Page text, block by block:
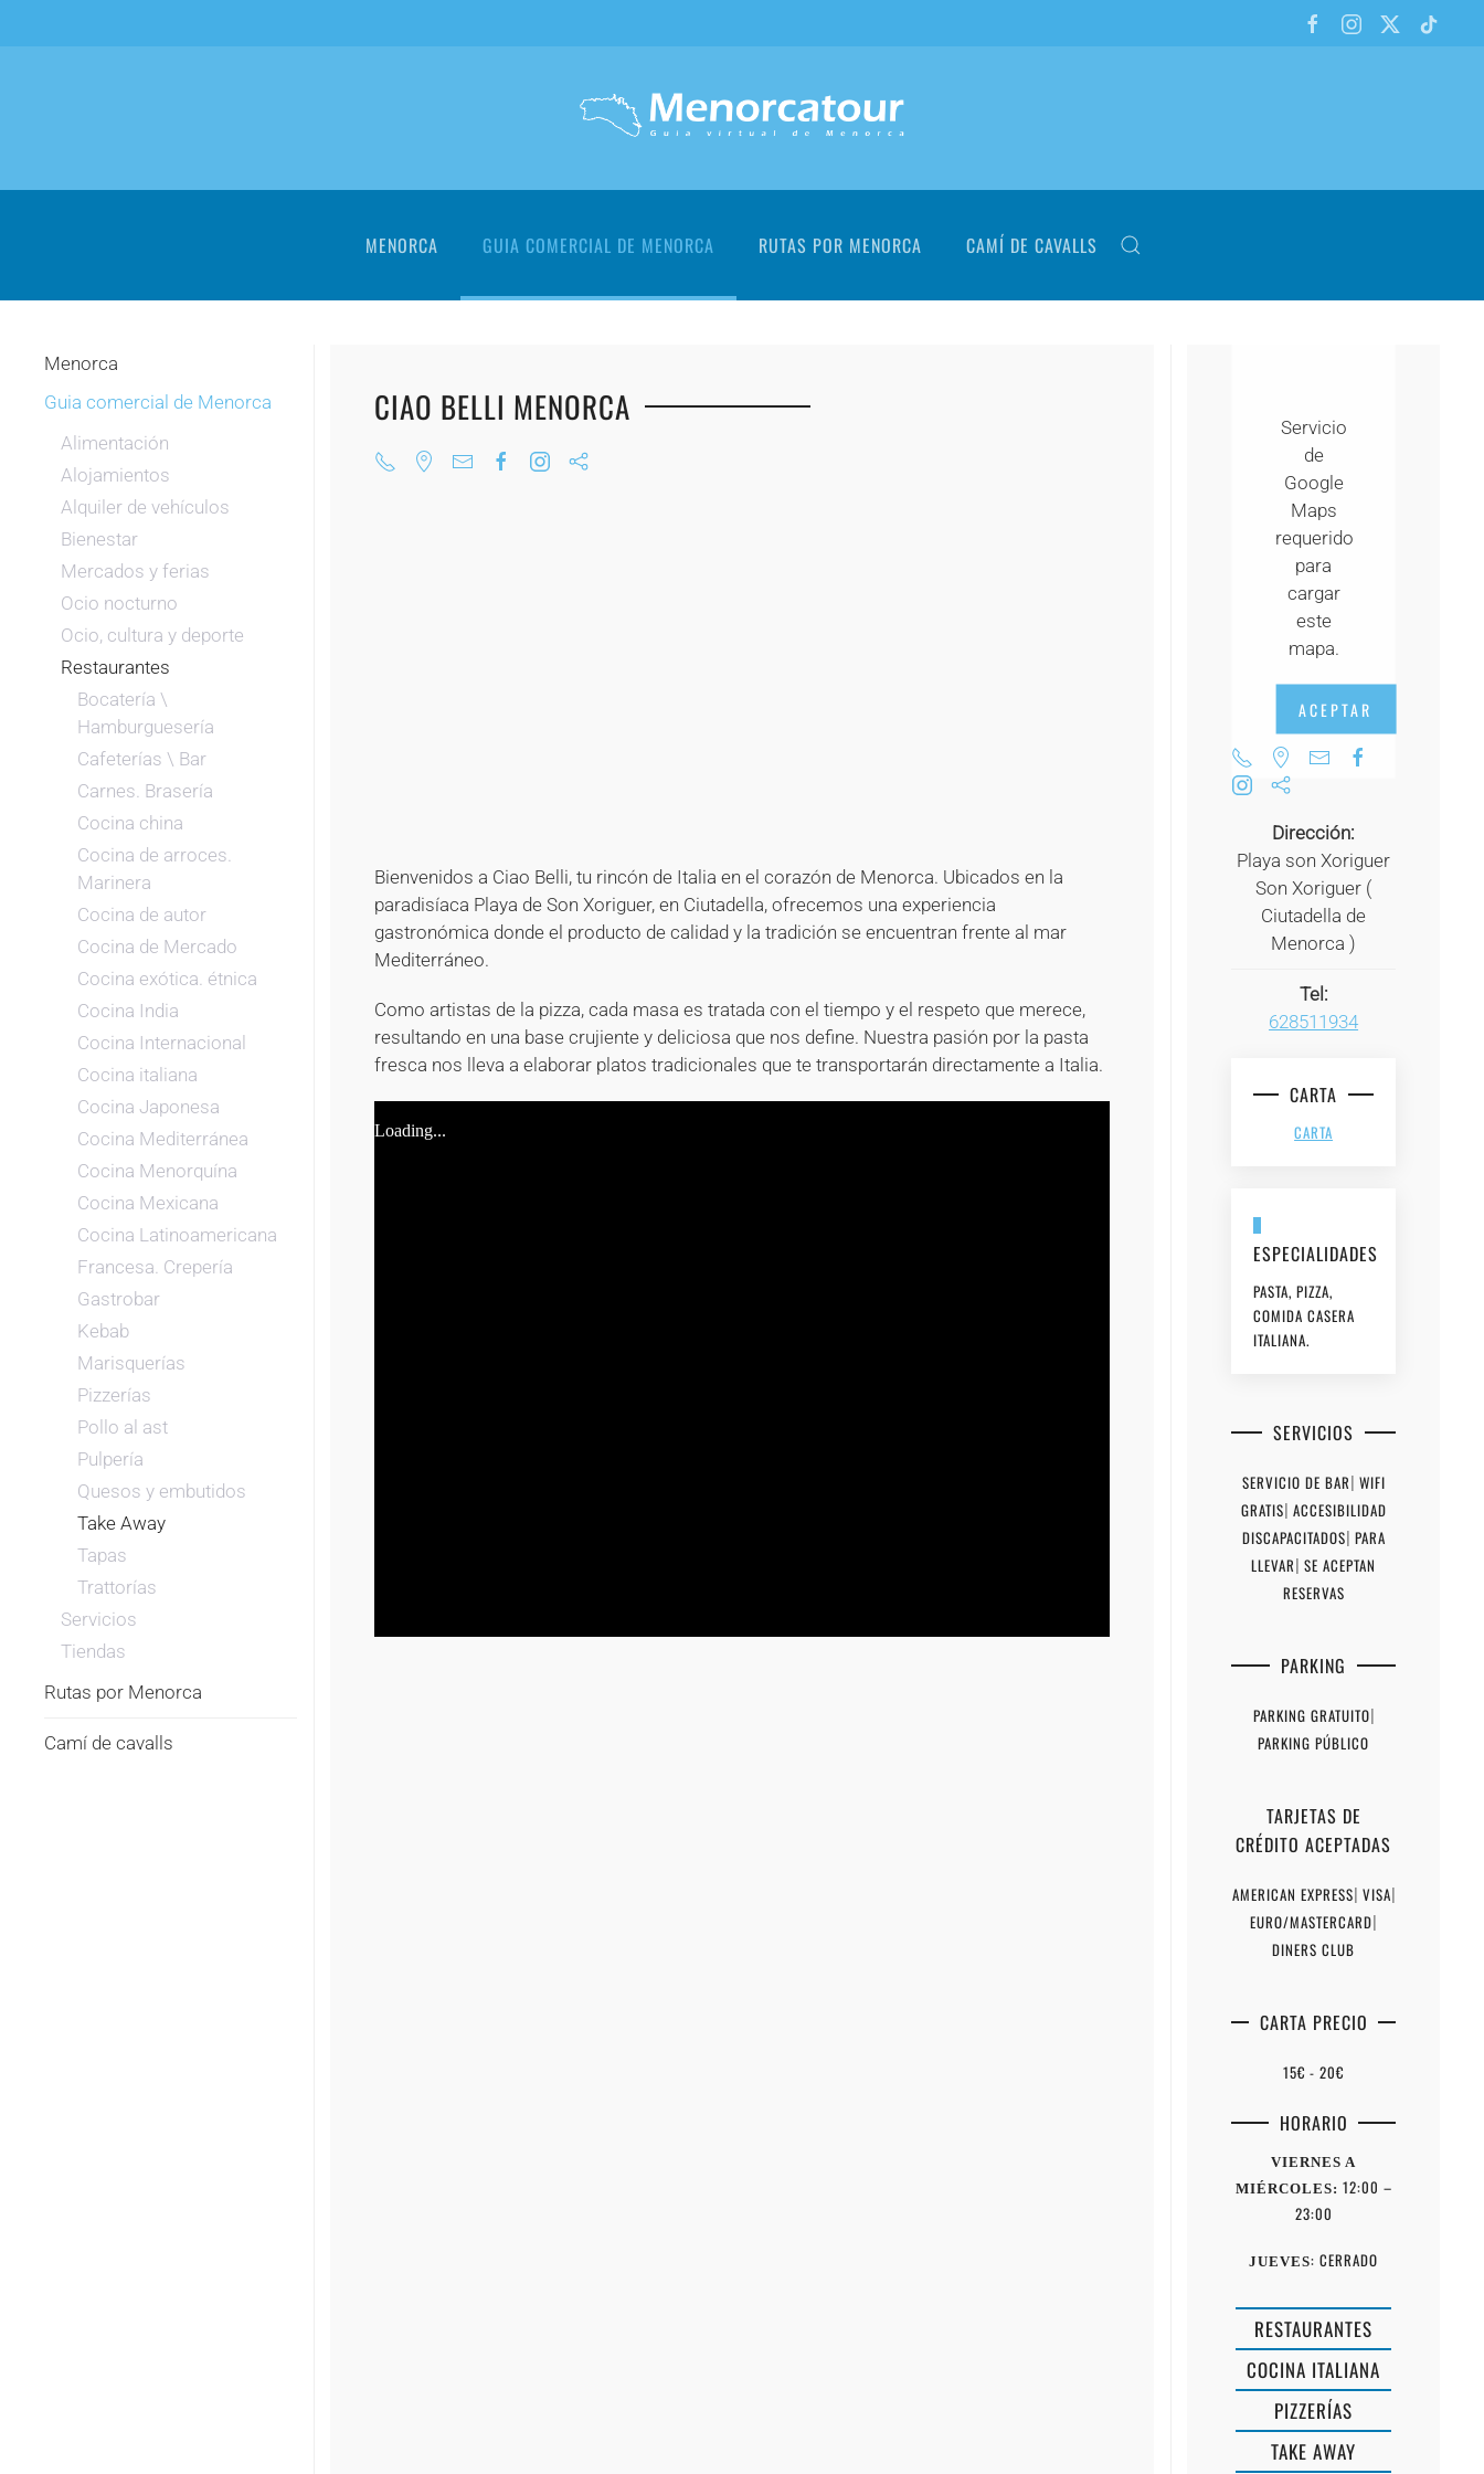
MENORCA GUIA COMERCIAL DE MENORCA RUTAS POR MENORCA CAMÍ DE CAVALLS
Menorca
Guia comercial de Menorca
Alimentación
Alojamientos
Alquiler de vehículos
Bienestar
Mercados y ferias
Ocio nocturno
Ocio, cultura y deporte
Restaurantes
Bocatería \
Hamburguesería
Cafeterías \ Bar
Carnes. Brasería
Cocina china
Cocina de arroces.
Marinera
Cocina de autor
Cocina de Mercado
Cocina exótica. étnica
Cocina India
Cocina Internacional
Cocina italiana
Cocina Japonesa
Cocina Mediterránea
Cocina Menorquína
Cocina Mexicana
Cocina Latinoamericana
Francesa. Crepería
Gastrobar
Kebab
Marisquerías
Pizzerías
Pollo al ast
Pulpería
Quesos y embutidos
Take Away
Tapas
Trattorías
Servicios
Tiendas
Rutas por Menorca
Camí de cavalls
CIAO BELLI MENORCA
Bienvenidos a Ciao Belli, tu rincón de Italia en el corazón de Menorca. Ubicados en la
paradisíaca Playa de Son Xoriguer, en Ciutadella, ofrecemos una experiencia
gastronómica donde el producto de calidad y la tradición se encuentran frente al mar
Mediterráneo.
Como artistas de la pizza, cada masa es tratada con el tiempo y el respeto que merece,
resultando en una base crujiente y deliciosa que nos define. Nuestra pasión por la pasta
fresca nos lleva a elaborar platos tradicionales que te transportarán directamente a Italia.
Servicio
de
Google
Maps
requerido
para
cargar
este
mapa.
ACEPTAR
Dirección:
Playa son Xoriguer
Son Xoriguer (
Ciutadella de
Menorca )
Tel:
628511934
CARTA
CARTA
ESPECIALIDADES
PASTA, PIZZA,
COMIDA CASERA
ITALIANA.
SERVICIOS
SERVICIO DE BAR| WIFI
GRATIS| ACCESIBILIDAD
DISCAPACITADOS| PARA
LLEVAR|SE ACEPTAN
RESERVAS
PARKING
PARKING GRATUITO|
PARKING PÚBLICO
TARJETAS DE
CRÉDITO ACEPTADAS
AMERICAN EXPRESS| VISA|
EURO/MASTERCARD|
DINERS CLUB
CARTA PRECIO
15€ - 20€
HORARIO
VIERNES A
MIÉRCOLES: 12:00 –
23:00
JUEVES: CERRADO
RESTAURANTES
COCINA ITALIANA
PIZZERÍAS
TAKE AWAY